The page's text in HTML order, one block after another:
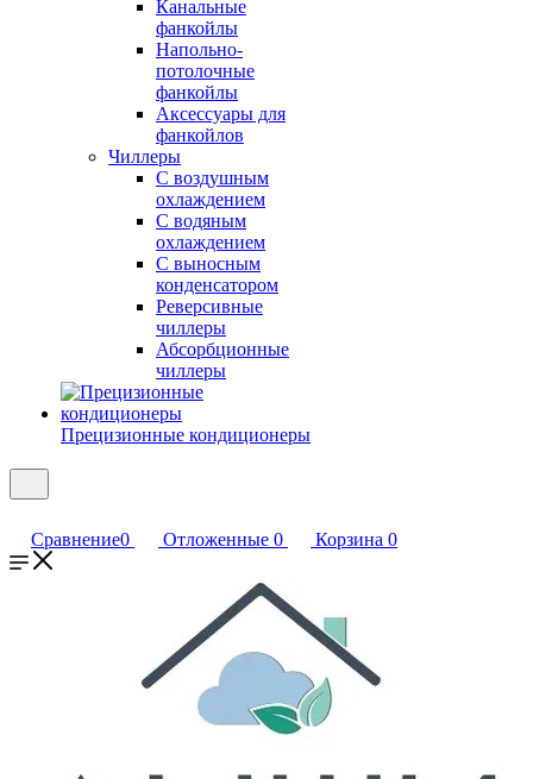
Канальные
фанкойлы
Напольно-
потолочные
фанкойлы
Аксессуары для
фанкойлов
Чиллеры
С воздушным
охлаждением
С водяным
охлаждением
С выносным
конденсатором
Реверсивные
чиллеры
Абсорбционные
чиллеры
Прецизионные кондиционеры
Сравнение0 Отложенные 0 Корзина 0